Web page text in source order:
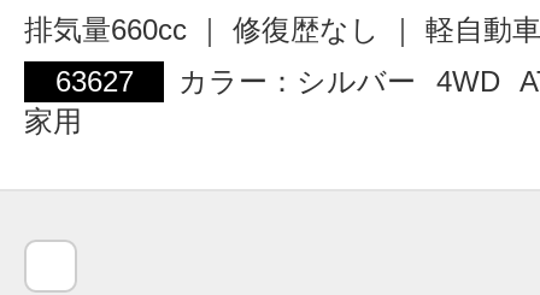
排気量660cc ｜ 修復歴なし ｜ 軽自動車
63627
カラー：シルバー 4WD
家用